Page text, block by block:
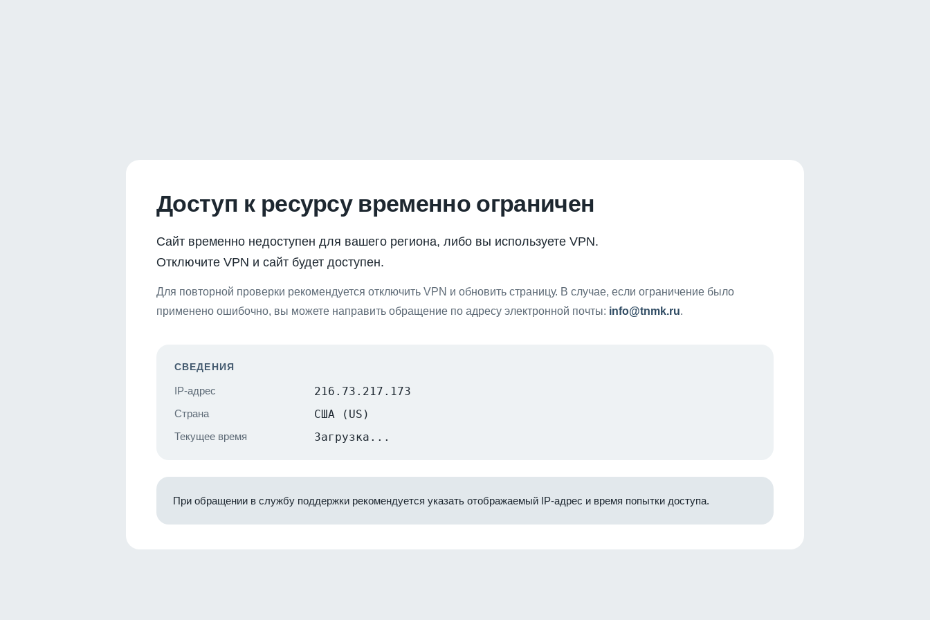
Доступ к ресурсу временно ограничен
Сайт временно недоступен для вашего региона, либо вы используете VPN.
Отключите VPN и сайт будет доступен.
Для повторной проверки рекомендуется отключить VPN и обновить страницу. В случае, если ограничение было
применено ошибочно, вы можете направить обращение по адресу электронной почты: info@tnmk.ru.
СВЕДЕНИЯ
IP-адрес 216.73.217.173
Страна США (US)
Текущее время Загрузка...
При обращении в службу поддержки рекомендуется указать отображаемый IP-адрес и время попытки доступа.